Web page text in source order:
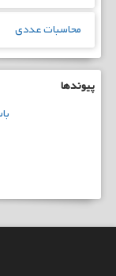
محاسبات عددی
پیوندها